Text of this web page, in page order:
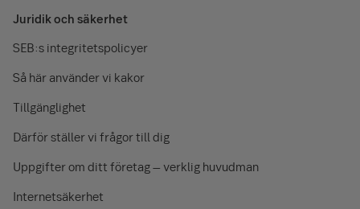
Juridik och säkerhet
SEB:s integritetspolicyer
Så här använder vi kakor
Tillgänglighet
Därför ställer vi frågor till dig
Uppgifter om ditt företag – verklig huvudman
Internetsäkerhet